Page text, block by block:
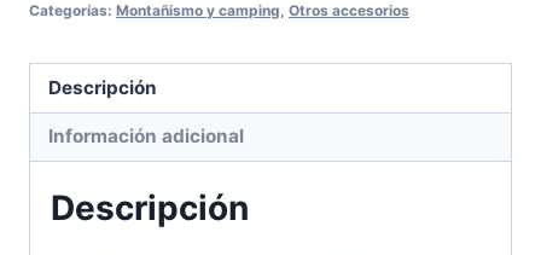
cantidad
Categorías: Montañismo y camping, Otros accesorios
Descripción
Información adicional
Descripción